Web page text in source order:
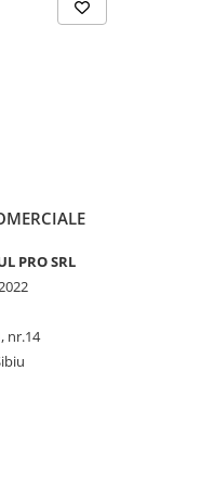
PRO SRL
nr.14